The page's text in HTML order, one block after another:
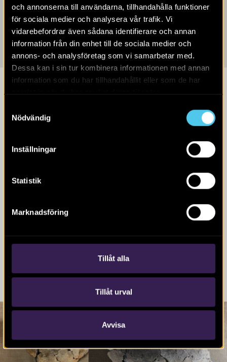
och annonserna till användarna, tillhandahålla funktioner
för sociala medier och analysera vår trafik. Vi
vidarebefordrar även sådana identifierare och annan
information från din enhet till de sociala medier och
annons- och analysföretag som vi samarbetar med.
Dessa kan i sin tur kombinera informationen med annan
information som du har tillhandahållit eller som de har
Nödvändig
Inställningar
Statistik
Marknadsföring
Tillåt alla
Tillåt urval
Avvisa
Håkan
Aspeborg
Växtmakrofossilanalys
Se alla våra tjänster